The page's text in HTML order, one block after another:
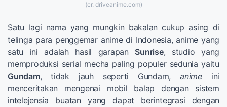
(cr. driveanime.com)
Satu lagi nama yang mungkin bakalan cukup asing di
telinga para penggemar anime di Indonesia, anime yang
satu ini adalah hasil garapan Sunrise, studio yang
memproduksi serial mecha paling populer sedunia yaitu
Gundam, tidak jauh seperti Gundam,animeini
menceritakan mengenai mobil balap dengan sistem
intelejensia buatan yang dapat berintegrasi dengan